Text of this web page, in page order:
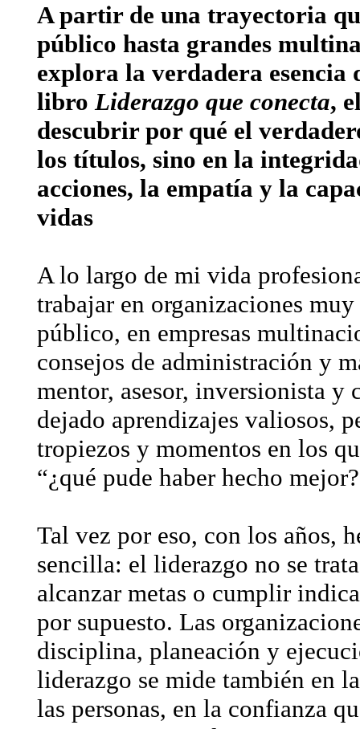
A partir de una trayectoria
público hasta grandes
explora la verdadera esencia
libroLiderazgo que conecta,
descubrir por qué el
los títulos, sino en la
acciones, la empatía y la
vidas
A lo largo de mi vida
trabajar en organizaciones
público, en empresas
consejos de administración y
mentor, asesor, inversionista y
dejado aprendizajes valiosos,
tropiezos y momentos en los
“¿qué pude haber hecho
Tal vez por eso, con los años,
sencilla: el liderazgo no se
alcanzar metas o cumplir
por supuesto. Las
disciplina, planeación y
liderazgo se mide también en
las personas, en la confianza